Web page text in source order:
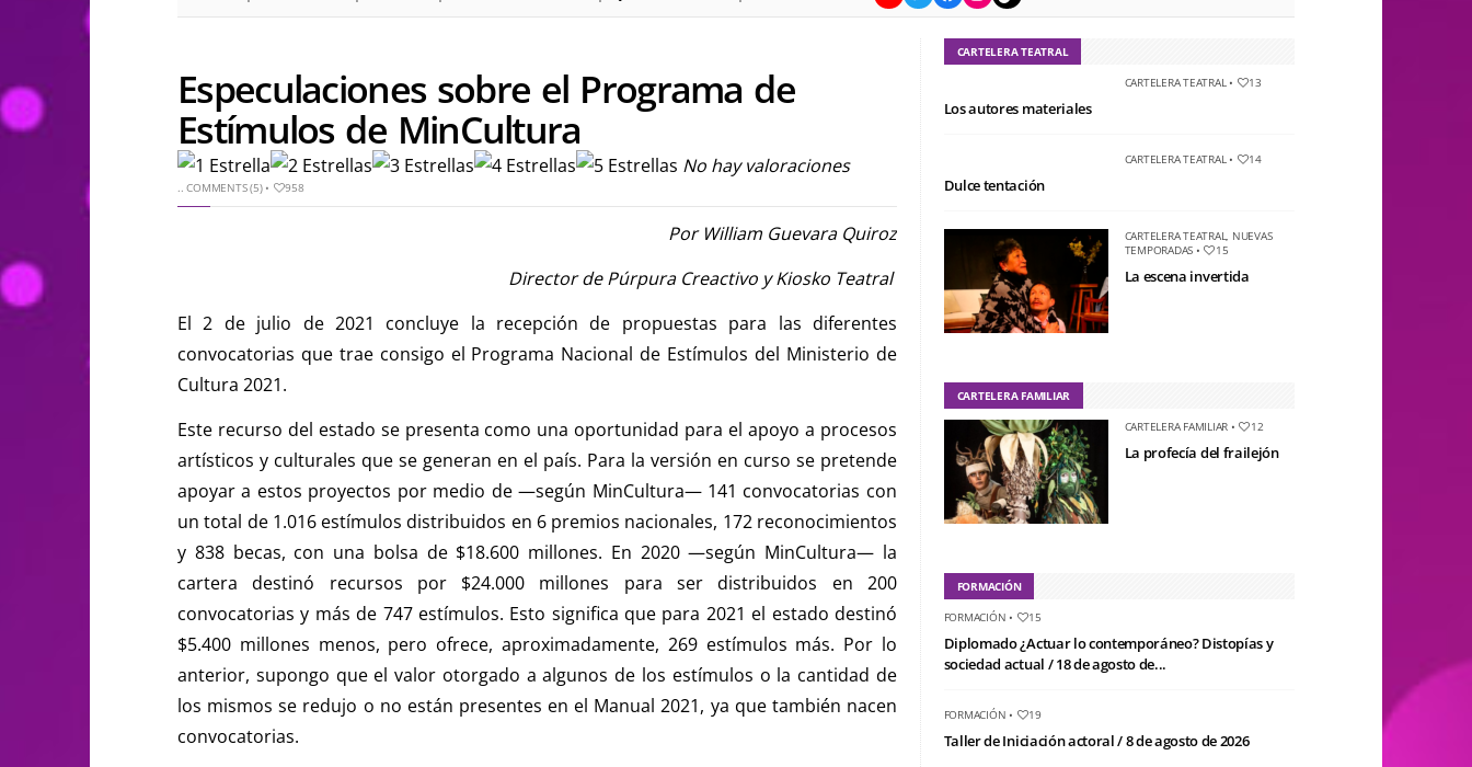
Especulaciones sobre el Programa de
Estímulos de MinCultura
No hay valoraciones
..COMMENTS (5)• 958
Por William Guevara Quiroz
Director de Púrpura Creactivo y Kiosko Teatral
El 2 de julio de 2021 concluye la recepción de propuestas para las diferentes
convocatorias que trae consigo el Programa Nacional de Estímulos del Ministerio de
Cultura 2021.
Este recurso del estado se presenta como una oportunidad para el apoyo a procesos
artísticos y culturales que se generan en el país. Para la versión en curso se pretende
apoyar a estos proyectos por medio de —según MinCultura— 141 convocatorias con
un total de 1.016 estímulos distribuidos en 6 premios nacionales, 172 reconocimientos
y 838 becas, con una bolsa de $18.600 millones. En 2020 —según MinCultura— la
cartera destinó recursos por $24.000 millones para ser distribuidos en 200
convocatorias y más de 747 estímulos. Esto significa que para 2021 el estado destinó
$5.400 millones menos, pero ofrece, aproximadamente, 269 estímulos más. Por lo
anterior, supongo que el valor otorgado a algunos de los estímulos o la cantidad de
los mismos se redujo o no están presentes en el Manual 2021, ya que también nacen
convocatorias.
CARTELERA TEATRAL
CARTELERA TEATRAL• 13
Los autores materiales
CARTELERA TEATRAL• 14
Dulce tentación
CARTELERA TEATRAL, NUEVAS
TEMPORADAS • 15
La escena invertida
CARTELERA FAMILIAR
CARTELERA FAMILIAR • 12
La profecía del frailejón
FORMACIÓN
FORMACIÓN • 15
Diplomado ¿Actuar lo contemporáneo? Distopías y
sociedad actual / 18 de agosto de...
FORMACIÓN • 19
Taller de Iniciación actoral / 8 de agosto de 2026